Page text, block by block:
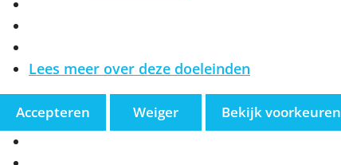
Lees meer over deze doeleinden
Accepteren Weiger Bekijk voorkeuren